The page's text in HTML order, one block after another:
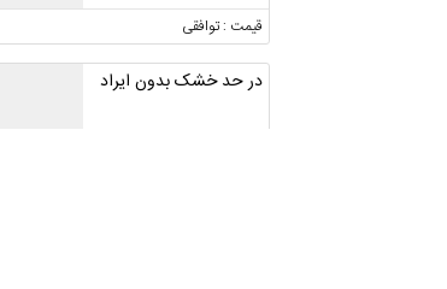
قیمت : توافقی
در حد خشک بدون ایراد